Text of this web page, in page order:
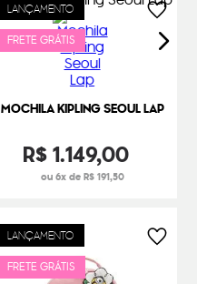
LANÇAMENTO
FRETE GRÁTIS
MOCHILA KIPLING SEOUL LAP
R$1.149,00
ou 6x de R$ 191,50
LANÇAMENTO
FRETE GRÁTIS